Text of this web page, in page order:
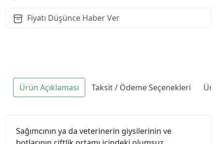
Fiyatı Düşünce Haber Ver
Ürün Açıklaması Taksit / Ödeme Seçenekleri
Sağımcının ya da veterinerin giysilerinin ve